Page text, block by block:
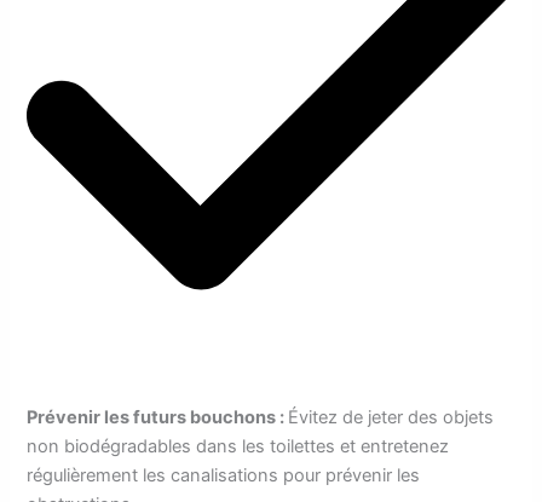
Prévenir les futurs bouchons : Évitez de jeter des objets
non biodégradables dans les toilettes et entretenez
régulièrement les canalisations pour prévenir les